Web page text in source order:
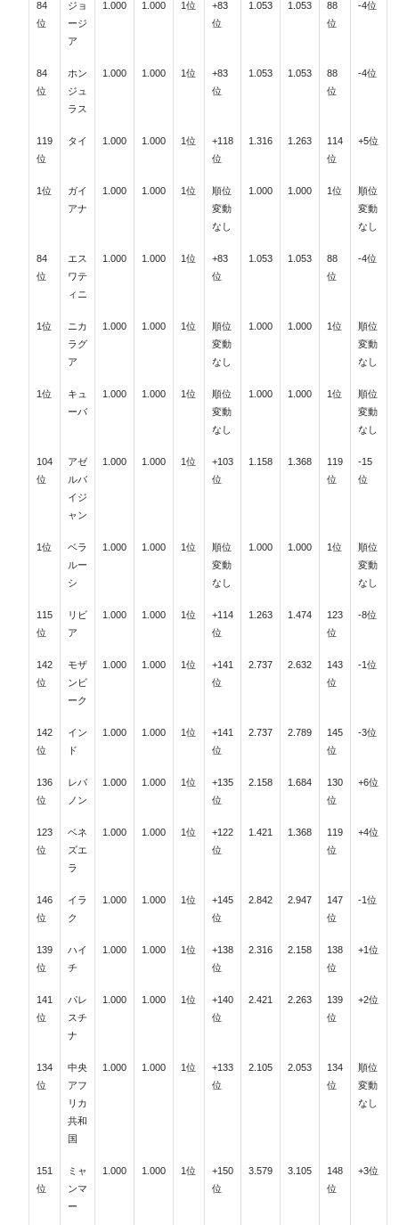
84
位
ジョ
ージ
ア
1.000 1.000 1位
+83
位
1.053 1.053
88
位
-4位
84
位
ホン
ジュ
ラス
1.000 1.000 1位
+83
位
1.053 1.053
88
位
-4位
119
位
タイ 1.000 1.000 1位
+118
位
1.316 1.263
114
位
+5位
1位
ガイ
アナ
1.000 1.000 1位
順位
変動
なし
1.000 1.000 1位
順位
変動
なし
84
位
エス
ワテ
ィニ
1.000 1.000 1位
+83
位
1.053 1.053
88
位
-4位
1位
ニカ
ラグ
ア
1.000 1.000 1位
順位
変動
なし
1.000 1.000 1位
順位
変動
なし
1位
キュ
ーバ
1.000 1.000 1位
順位
変動
なし
1.000 1.000 1位
順位
変動
なし
104
位
アゼ
ルバ
イジ
ャン
1.000 1.000 1位
+103
位
1.158 1.368
119
位
-15
位
1位
ベラ
ルー
シ
1.000 1.000 1位
順位
変動
なし
1.000 1.000 1位
順位
変動
なし
115
位
リビ
ア
1.000 1.000 1位
+114
位
1.263 1.474
123
位
-8位
142
位
モザ
ンビ
ーク
1.000 1.000 1位
+141
位
2.737 2.632
143
位
-1位
142
位
イン
ド
1.000 1.000 1位
+141
位
2.737 2.789
145
位
-3位
136
位
レバ
ノン
1.000 1.000 1位
+135
位
2.158 1.684
130
位
+6位
123
位
ベネ
ズエ
ラ
1.000 1.000 1位
+122
位
1.421 1.368
119
位
+4位
146
位
イラ
ク
1.000 1.000 1位
+145
位
2.842 2.947
147
位
-1位
139
位
ハイ
チ
1.000 1.000 1位
+138
位
2.316 2.158
138
位
+1位
141
位
パレ
スチ
ナ
1.000 1.000 1位
+140
位
2.421 2.263
139
位
+2位
134
位
中央
アフ
リカ
共和
国
1.000 1.000 1位
+133
位
2.105 2.053
134
位
順位
変動
なし
151
位
ミャ
ンマ
ー
1.000 1.000 1位
+150
位
3.579 3.105
148
位
+3位